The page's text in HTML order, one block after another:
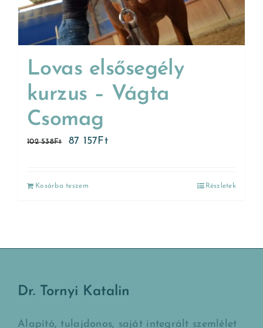
Lovas elsősegély
kurzus – Vágta
Csomag
102 538Ft 87 157Ft
Kosárba teszem Részletek
Dr. Tornyi Katalin
Alapító, tulajdonos, saját integrált szemlélet